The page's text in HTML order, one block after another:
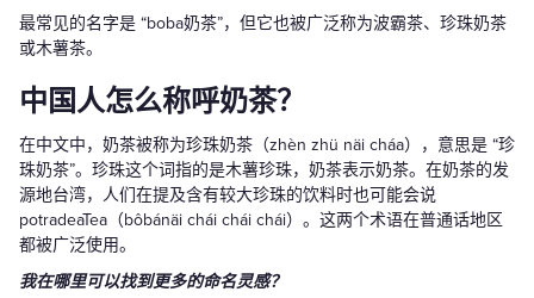
最常见的名字是 “boba奶茶”，但它也被广泛称为波霸茶、珍珠奶茶
或木薯茶。
中国人怎么称呼奶茶？
在中文中，奶茶被称为珍珠奶茶（zhèn zhü näi cháa），意思是 “珍
珠奶茶”。珍珠这个词指的是木薯珍珠，奶茶表示奶茶。在奶茶的发
源地台湾，人们在提及含有较大珍珠的饮料时也可能会说
potradeaTea（bôbánäi chái chái chái）。这两个术语在普通话地区
都被广泛使用。
我在哪里可以找到更多的命名灵感？